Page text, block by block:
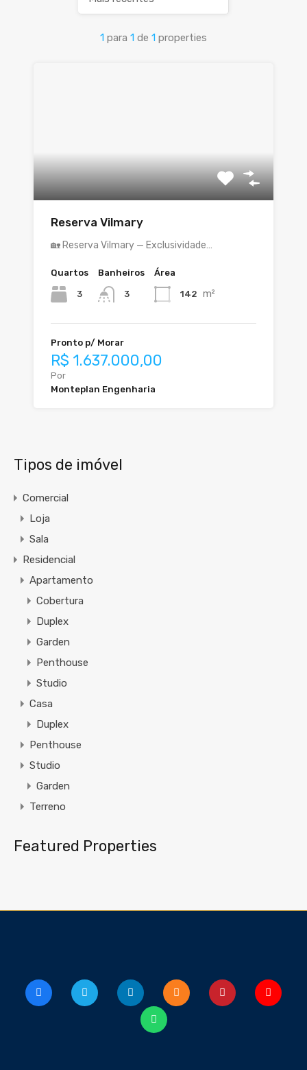
1 para 1 de 1 properties
Reserva Vilmary
🏡 Reserva Vilmary — Exclusividade…
Quartos
3
Banheiros
3
Área
142 m²
Pronto p/ Morar
R$ 1.637.000,00
Por
Monteplan Engenharia
Tipos de imóvel
Comercial
Loja
Sala
Residencial
Apartamento
Cobertura
Duplex
Garden
Penthouse
Studio
Casa
Duplex
Penthouse
Studio
Garden
Terreno
Featured Properties